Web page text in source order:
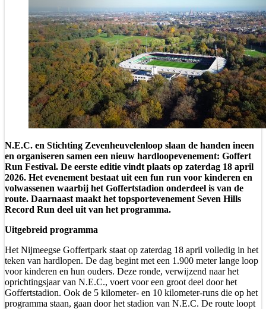
N.E.C. en Stichting Zevenheuvelenloop slaan de handen ineen
en organiseren samen een nieuw hardloopevenement: Goffert
Run Festival. De eerste editie vindt plaats op zaterdag 18 april
2026. Het evenement bestaat uit een fun run voor kinderen en
volwassenen waarbij het Goffertstadion onderdeel is van de
route. Daarnaast maakt het topsportevenement Seven Hills
Record Run deel uit van het programma.
Uitgebreid programma
Het Nijmeegse Goffertpark staat op zaterdag 18 april volledig in het
teken van hardlopen. De dag begint met een 1.900 meter lange loop
voor kinderen en hun ouders. Deze ronde, verwijzend naar het
oprichtingsjaar van N.E.C., voert voor een groot deel door het
Goffertstadion. Ook de 5 kilometer- en 10 kilometer-runs die op het
programma staan, gaan door het stadion van N.E.C. De route loopt